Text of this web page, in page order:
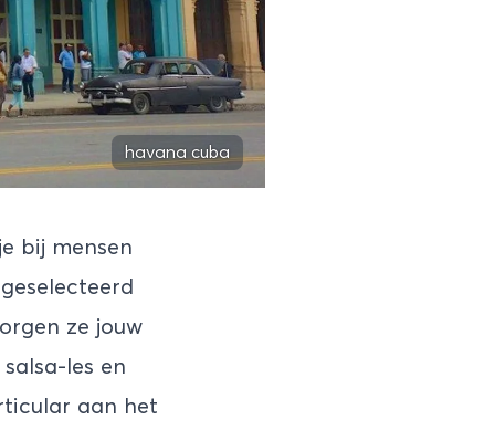
havana cuba
bij mensen
ze jouw
les en
aan het